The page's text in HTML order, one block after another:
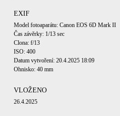
EXIF
Model fotoaparátu: Canon EOS 6D Mark II
Čas závěrky: 1/13 sec
Clona: f/13
ISO: 400
Datum vytvoření: 20.4.2025 18:09
Ohnisko: 40 mm
VLOŽENO
26.4.2025